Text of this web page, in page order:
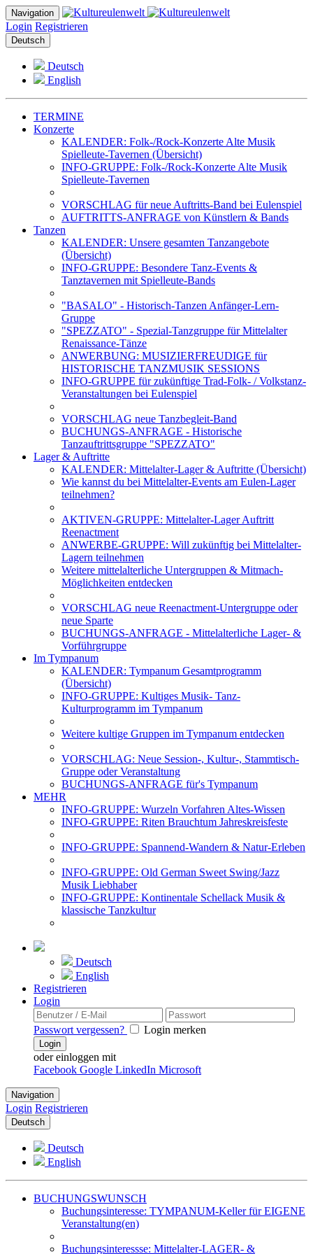
Navigation
Login Registrieren
Deutsch
Deutsch
English
TERMINE
Konzerte
KALENDER: Folk-/Rock-Konzerte Alte Musik
Spielleute-Tavernen (Übersicht)
INFO-GRUPPE: Folk-/Rock-Konzerte Alte Musik
Spielleute-Tavernen
VORSCHLAG für neue Auftritts-Band bei Eulenspiel
AUFTRITTS-ANFRAGE von Künstlern & Bands
Tanzen
KALENDER: Unsere gesamten Tanzangebote
(Übersicht)
INFO-GRUPPE: Besondere Tanz-Events &
Tanztavernen mit Spielleute-Bands
"BASALO" - Historisch-Tanzen Anfänger-Lern-
Gruppe
"SPEZZATO" - Spezial-Tanzgruppe für Mittelalter
Renaissance-Tänze
ANWERBUNG: MUSIZIERFREUDIGE für
HISTORISCHE TANZMUSIK SESSIONS
INFO-GRUPPE für zukünftige Trad-Folk- / Volkstanz-
Veranstaltungen bei Eulenspiel
VORSCHLAG neue Tanzbegleit-Band
BUCHUNGS-ANFRAGE - Historische
Tanzauftrittsgruppe "SPEZZATO"
Lager & Auftritte
KALENDER: Mittelalter-Lager & Auftritte (Übersicht)
Wie kannst du bei Mittelalter-Events am Eulen-Lager
teilnehmen?
AKTIVEN-GRUPPE: Mittelalter-Lager Auftritt
Reenactment
ANWERBE-GRUPPE: Will zukünftig bei Mittelalter-
Lagern teilnehmen
Weitere mittelalterliche Untergruppen & Mitmach-
Möglichkeiten entdecken
VORSCHLAG neue Reenactment-Untergruppe oder
neue Sparte
BUCHUNGS-ANFRAGE - Mittelalterliche Lager- &
Vorführgruppe
Im Tympanum
KALENDER: Tympanum Gesamtprogramm
(Übersicht)
INFO-GRUPPE: Kultiges Musik- Tanz-
Kulturprogramm im Tympanum
Weitere kultige Gruppen im Tympanum entdecken
VORSCHLAG: Neue Session-, Kultur-, Stammtisch-
Gruppe oder Veranstaltung
BUCHUNGS-ANFRAGE für's Tympanum
MEHR
INFO-GRUPPE: Wurzeln Vorfahren Altes-Wissen
INFO-GRUPPE: Riten Brauchtum Jahreskreisfeste
INFO-GRUPPE: Spannend-Wandern & Natur-Erleben
INFO-GRUPPE: Old German Sweet Swing/Jazz
Musik Liebhaber
INFO-GRUPPE: Kontinentale Schellack Musik &
klassische Tanzkultur
Deutsch
English
Registrieren
Login
Passwort vergessen? Login merken
Login
oder einloggen mit
Facebook Google LinkedIn Microsoft
Navigation
Login Registrieren
Deutsch
Deutsch
English
BUCHUNGSWUNSCH
Buchungsinteresse: TYMPANUM-Keller für EIGENE
Veranstaltung(en)
Buchungsinteressse: Mittelalter-LAGER- &